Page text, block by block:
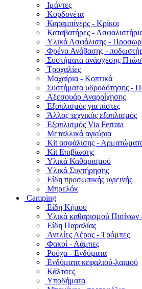
Ιμάντες
Κορδονέτα
Καραμπίνερς - Κρίκοι
Καταβατήρες -
Υλικά Ασφάλισης -
Φρένα Ανάβασης -
Συστήματα ανάσχεσης
Τροχαλίες
Μαχαίρια - Κοπτικά
Συστήματα υδροδότησης -
Αξεσουάρ Αναρρίχησης
Εξοπλισμός για πίστες
Άλλος τεχνικός εξοπλισμός
Εξοπλισμός Via Ferrata
Μεταλλικά αγκύρια
Kit ασφάλισης -
Kit Επιβίωσης
Υλικά Καθαρισμού
Υλικά Συντήρησης
Είδη προσωπικής υγιεινής
Μπρελόκ
Camping
Είδη Κήπου
Υλικά καθαρισμού Πισίνων
Είδη Παραλίας
Αντλίες Αέρος - Τρόμπες
Φακοί - Λάμπες
Ρούχα - Ενδύματα
Ενδύματα κεφαλιού-λαιμού
Κάλτσες
Υποδήματα